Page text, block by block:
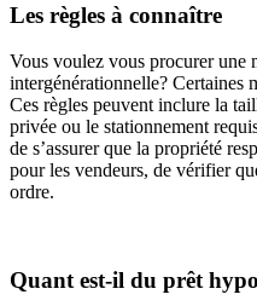
Les règles à connaître
Vous voulez vous procurer une
intergénérationnelle? Certaines
Ces règles peuvent inclure la
privée ou le stationnement
de s’assurer que la propriété
pour les vendeurs, de vérifier
ordre.
Quant est-il du prêt